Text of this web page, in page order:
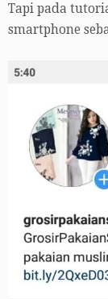
Tapi pada
smartphone